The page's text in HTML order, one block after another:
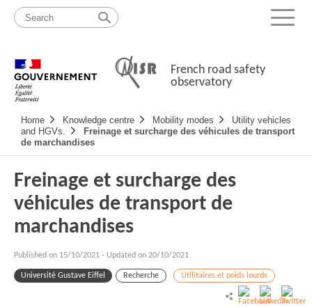
content
map
Menu
French road safety
observatory
Navigation
principale
Home Knowledge centre Mobility modes
Utility vehicles
and HGVs.
Freinage et surcharge des véhicules de transport
de marchandises
Freinage et surcharge des
véhicules de transport de
marchandises
Published on 15/10/2021 - Updated on 20/10/2021
Université Gustave Eiffel Recherche Utilitaires et poids lourds